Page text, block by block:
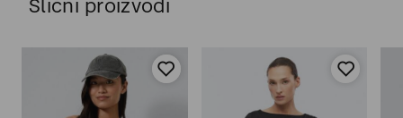
Slični proizvodi